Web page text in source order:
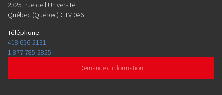
2325, rue de l'Université
Québec (Québec) G1V 0A6
Téléphone:
418 656-2131
1 877 785-2825
Demande d'information